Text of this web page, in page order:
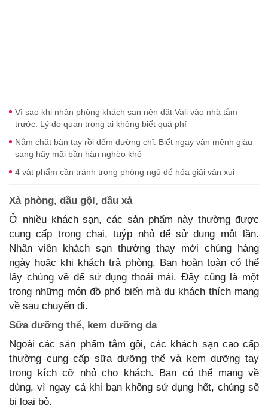
Vì sao khi nhận phòng khách sạn nên đặt Vali vào nhà tắm
trước: Lý do quan trọng ai không biết quá phí
Nắm chặt bàn tay rồi đếm đường chỉ: Biết ngay vận mệnh giàu
sang hãy mãi bần hàn nghèo khó
4 vật phẩm cần tránh trong phòng ngủ để hóa giải vận xui
Xà phòng, dầu gội, dầu xả
Ở nhiều khách sạn, các sản phẩm này thường được
cung cấp trong chai, tuýp nhỏ để sử dụng một lần.
Nhân viên khách sạn thường thay mới chúng hàng
ngày hoặc khi khách trả phòng. Bạn hoàn toàn có thể
lấy chúng về để sử dụng thoải mái. Đây cũng là một
trong những món đồ phổ biến mà du khách thích mang
về sau chuyến đi.
Sữa dưỡng thể, kem dưỡng da
Ngoài các sản phẩm tắm gội, các khách sạn cao cấp
thường cung cấp sữa dưỡng thể và kem dưỡng tay
trong kích cỡ nhỏ cho khách. Bạn có thể mang về
dùng, vì ngay cả khi bạn không sử dụng hết, chúng sẽ
bị loại bỏ.